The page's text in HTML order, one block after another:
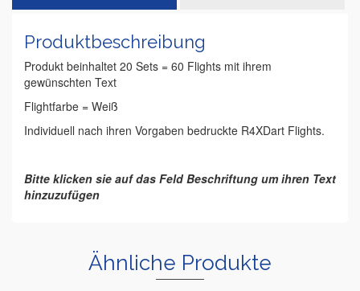
Produktbeschreibung
Produkt beinhaltet 20 Sets = 60 Flights mit ihrem
gewünschten Text
Flightfarbe = Weiß
Individuell nach ihren Vorgaben bedruckte R4XDart Flights.
Bitte klicken sie auf das Feld Beschriftung um ihren Text
hinzuzufügen
Ähnliche Produkte